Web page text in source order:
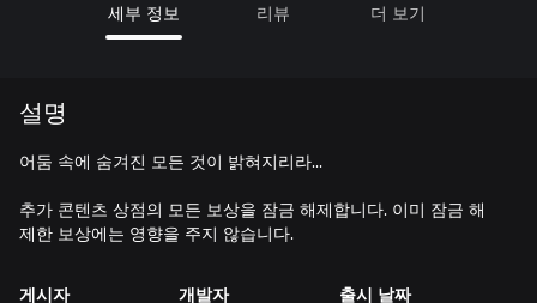
세부 정보 리뷰 더 보기
설명
어둠 속에 숨겨진 모든 것이 밝혀지리라...
추가 콘텐츠 상점의 모든 보상을 잠금 해제합니다. 이미 잠금 해
제한 보상에는 영향을 주지 않습니다.
게시자 개발자 출시 날짜